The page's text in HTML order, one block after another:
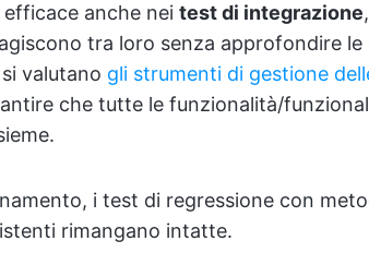
anche nei test di integrazione
tra loro senza approfondire
valutano gli strumenti di gestione
che tutte le funzionalità/
i test di regressione con
rimangano intatte.